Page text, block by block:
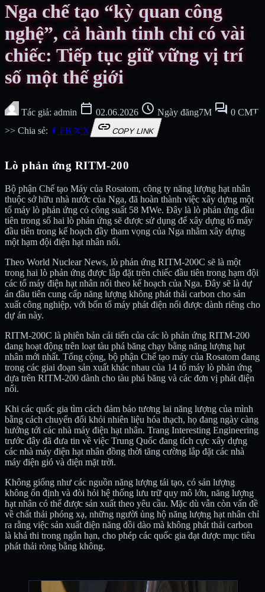
Nga chế tạo “kỳ quan công
nghệ”, cả hành tinh chỉ có vài
chiếc: Tiếp tục giữ vững vị trí
số một thế giới
Tác giả: admin calendar_today 02.06.2026 schedule Ngày đăng7M forum 0 CMT
>> Chia sẻ:
FB X linkCOPY LINK
Lò phản ứng RITM-200
Bộ phận Chế tạo Máy của Rosatom, công ty năng lượng hạt nhân
thuộc sở hữu nhà nước của Nga, đã hoàn thành việc xây dựng một
tổ máy lò phản ứng có công suất 58 MWe. Đây là lò phản ứng đầu
tiên trong số hai lò phản ứng sẽ được sử dụng để xây dựng tổ máy
đầu tiên trong kế hoạch đầy tham vọng của Nga nhằm xây dựng
một hạm đội điện hạt nhân nổi.
Theo World Nuclear News, lò phản ứng RITM-200C sẽ là một
trong hai lò phản ứng được lắp đặt trên chiếc đầu tiên trong hạm đội
các tổ máy điện hạt nhân nổi theo kế hoạch của Nga. Đây sẽ là dự
án đầu tiên cung cấp năng lượng không phát thải carbon cho sản
xuất công nghiệp, với bốn tổ máy phát điện nổi được dành riêng cho
dự án này.
RITM-200C là phiên bản cải tiến của các lò phản ứng RITM-200
đang hoạt động trên loạt tàu phá băng chạy bằng năng lượng hạt
nhân mới nhất. Tổng cộng, bộ phận Chế tạo máy của Rosatom đang
trong các giai đoạn sản xuất khác nhau của 14 tổ máy lò phản ứng
dựa trên RITM-200 dành cho tàu phá băng và các đơn vị phát điện
nổi.
Khi các quốc gia tìm cách đảm bảo tương lai năng lượng của mình
bằng cách chuyển đổi khỏi nhiên liệu hóa thạch, họ đang ngày càng
hướng tới các nhà máy điện hạt nhân. Trang Interesting Engineering
trước đây đã đưa tin về việc Trung Quốc đang tích cực xây dựng
các nhà máy điện hạt nhân đồng thời tăng cường lắp đặt các nhà
máy điện gió và điện mặt trời.
Không giống như các nguồn năng lượng tái tạo, có sản lượng
không ổn định và đòi hỏi hệ thống lưu trữ quy mô lớn, năng lượng
hạt nhân có thể được sản xuất theo yêu cầu. Mặc dù vẫn còn vấn đề
về chất thải phóng xạ, những người ủng hộ năng lượng hạt nhân chỉ
ra rằng việc sản xuất điện năng dồi dào mà không phát thải carbon
là khả thi trong ngắn hạn, cho phép các quốc gia đạt được mục tiêu
phát thải ròng bằng không.